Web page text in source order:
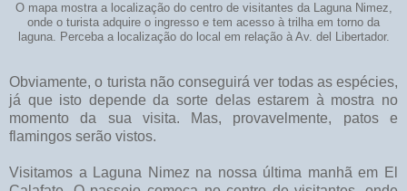
O mapa mostra a localização do centro de visitantes da Laguna Nimez,
onde o turista adquire o ingresso e tem acesso à trilha em torno da
laguna. Perceba a localização do local em relação à Av. del Libertador.
Obviamente, o turista não conseguirá ver todas as espécies,
já que isto depende da sorte delas estarem à mostra no
momento da sua visita. Mas, provavelmente, patos e
flamingos serão vistos.
Visitamos a Laguna Nimez na nossa última manhã em El